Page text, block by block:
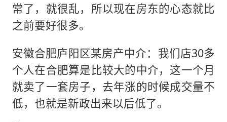
常了，就很乱，所以现在房东的心态就比
之前要好很多。
安徽合肥庐阳区某房产中介：我们店30多
个人在合肥算是比较大的中介，这一个月
就卖了一套房子，去年涨的时候成交量不
低，也就是新政出来以后低了。